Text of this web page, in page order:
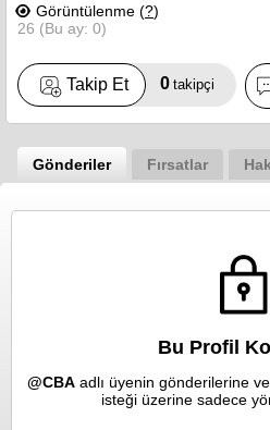
Görüntülenme (?)
26 (Bu ay: 0)
Takip Et 0 takipçi
Gönderiler Fırsatlar
Bu Profil
@CBAadlı üyenin gönderilerine
isteği üzerine sadece